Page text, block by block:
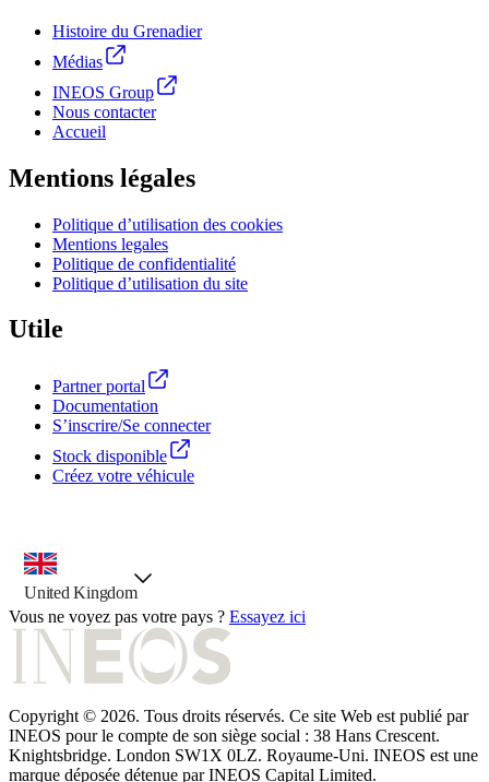
Histoire du Grenadier
Médias
INEOS Group
Nous contacter
Accueil
Mentions légales
Politique d’utilisation des cookies
Mentions legales
Politique de confidentialité
Politique d’utilisation du site
Utile
Partner portal
Documentation
S’inscrire/Se connecter
Stock disponible
Créez votre véhicule
outil de sélection de pays, option présélectionnée
United Kingdom
Vous ne voyez pas votre pays ? Essayez ici
Copyright © 2026. Tous droits réservés. Ce site Web est publié par
INEOS pour le compte de son siège social : 38 Hans Crescent.
Knightsbridge. London SW1X 0LZ. Royaume-Uni. INEOS est une
marque déposée détenue par INEOS Capital Limited.